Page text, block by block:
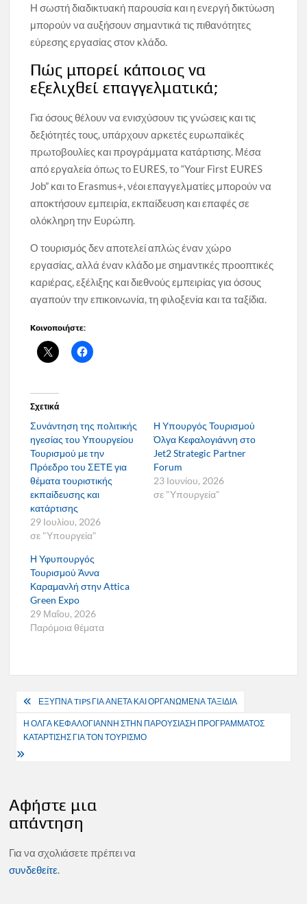
Η σωστή διαδικτυακή παρουσία και η ενεργή δικτύωση
μπορούν να αυξήσουν σημαντικά τις πιθανότητες
εύρεσης εργασίας στον κλάδο.
Πώς μπορεί κάποιος να
εξελιχθεί επαγγελματικά;
Για όσους θέλουν να ενισχύσουν τις γνώσεις και τις
δεξιότητές τους, υπάρχουν αρκετές ευρωπαϊκές
πρωτοβουλίες και προγράμματα κατάρτισης. Μέσα
από εργαλεία όπως το EURES, το “Your First EURES
Job” και το Erasmus+, νέοι επαγγελματίες μπορούν να
αποκτήσουν εμπειρία, εκπαίδευση και επαφές σε
ολόκληρη την Ευρώπη.
Ο τουρισμός δεν αποτελεί απλώς έναν χώρο
εργασίας, αλλά έναν κλάδο με σημαντικές προοπτικές
καριέρας, εξέλιξης και διεθνούς εμπειρίας για όσους
αγαπούν την επικοινωνία, τη φιλοξενία και τα ταξίδια.
Κοινοποιήστε:
Σχετικά
Συνάντηση της πολιτικής
ηγεσίας του Υπουργείου
Τουρισμού με την
Πρόεδρο του ΣΕΤΕ για
θέματα τουριστικής
εκπαίδευσης και
κατάρτισης
29 Ιουλίου, 2026
σε "Υπουργεία"
Η Υπουργός Τουρισμού
Όλγα Κεφαλογιάννη στο
Jet2 Strategic Partner
Forum
23 Ιουνίου, 2026
σε "Υπουργεία"
Η Υφυπουργός
Τουρισμού Άννα
Καραμανλή στην Attica
Green Expo
29 Μαΐου, 2026
Παρόμοια θέματα
Πλοήγηση
άρθρων
ΕΞΥΠΝΑ TIPS ΓΙΑ ΑΝΕΤΑ ΚΑΙ ΟΡΓΑΝΩΜΕΝΑ ΤΑΞΙΔΙΑ
Η ΟΛΓΑ ΚΕΦΑΛΟΓΙΑΝΝΗ ΣΤΗΝ ΠΑΡΟΥΣΙΑΣΗ ΠΡΟΓΡΑΜΜΑΤΟΣ
ΚΑΤΑΡΤΙΣΗΣ ΓΙΑ ΤΟΝ ΤΟΥΡΙΣΜΟ
Αφήστε μια
απάντηση
Για να σχολιάσετε πρέπει να
συνδεθείτε.